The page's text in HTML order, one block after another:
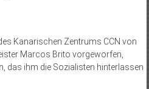
Kanarischen Zentrums CCN von
Marcos Brito vorgeworfen,
das ihm die Sozialisten hinterlassen